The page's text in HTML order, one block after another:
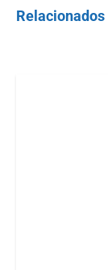
Relacionados